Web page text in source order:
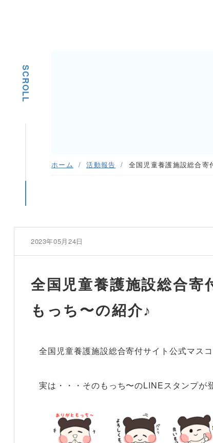
SCROLL
ホーム 活動報告 全国児童養護施設総合
2023年05月24日
全国児童養護施設総合
もっち〜の紹介♪
全国児童養護施設総合寄付サイト公式マス
実は・・・そのもっち〜のLINEスタンプが